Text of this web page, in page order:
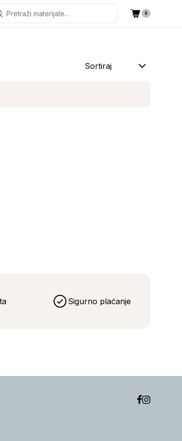
0
Sortiraj
Sigurno plaćanje